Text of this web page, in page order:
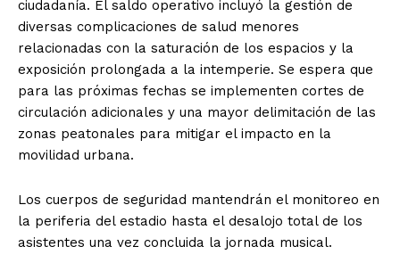
El Suplemento
ciudadanía. El saldo operativo incluyó la gestión de
diversas complicaciones de salud menores
relacionadas con la saturación de los espacios y la
exposición prolongada a la intemperie. Se espera que
para las próximas fechas se implementen cortes de
circulación adicionales y una mayor delimitación de las
zonas peatonales para mitigar el impacto en la
movilidad urbana.
Los cuerpos de seguridad mantendrán el monitoreo en
la periferia del estadio hasta el desalojo total de los
asistentes una vez concluida la jornada musical.